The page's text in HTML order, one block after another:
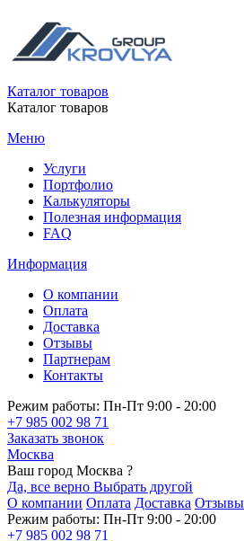
Каталог товаров
Каталог товаров
Меню
Услуги
Портфолио
Калькуляторы
Полезная информация
FAQ
Информация
О компании
Оплата
Доставка
Отзывы
Партнерам
Контакты
Режим работы: Пн-Пт 9:00 - 20:00
+7 985 002 98 71
Заказать звонок
Москва
Ваш город Москва ?
Да, все верно Выбрать другой
О компании Оплата Доставка Отзывы
Режим работы: Пн-Пт 9:00 - 20:00
+7 985 002 98 71